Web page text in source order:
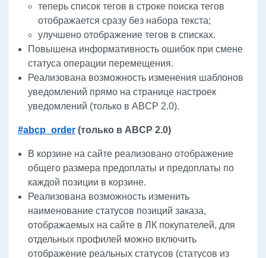
теперь список тегов в строке поиска тегов
отображается сразу без набора текста;
улучшено отображение тегов в списках.
Повышена информативность ошибок при смене
статуса операции перемещения.
Реализована возможность изменения шаблонов
уведомлений прямо на странице настроек
уведомлений (только в ABCP 2.0).
#abcp_order (только в ABCP 2.0)
В корзине на сайте реализовано отображение
общего размера предоплаты и предоплаты по
каждой позиции в корзине.
Реализована возможность изменить
наименование статусов позиций заказа,
отображаемых на сайте в ЛК покупателей, для
отдельных профилей можно включить
отображение реальных статусов (статусов из